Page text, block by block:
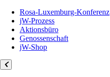
Rosa-Luxemburg-Konferenz
jW-Prozess
Aktionsbüro
Genossenschaft
jW-Shop